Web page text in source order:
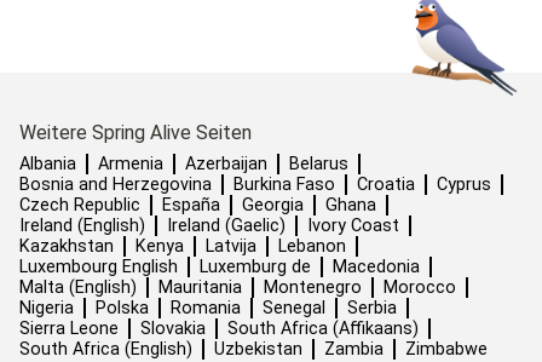
Weitere Spring Alive Seiten
Albania Armenia Azerbaijan
Belarus
Bosnia and Herzegovina
Burkina Faso Croatia
Cyprus
Czech Republic
España Georgia
Ghana
Ireland (English)
Ireland (Gaelic)
Ivory Coast
Kazakhstan
Kenya Latvija
Lebanon
Luxembourg English
Luxemburg de
Macedonia
Malta (English)
Mauritania Montenegro
Morocco
Nigeria
Polska Romania Senegal
Serbia
Sierra Leone
Slovakia
South Africa (Affikaans)
South Africa (English)
Uzbekistan Zambia Zimbabwe